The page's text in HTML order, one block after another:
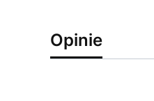
Opinie